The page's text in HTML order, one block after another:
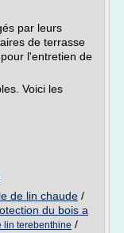
par leurs
de terrasse
l'entretien de
Voici les
de lin chaude /
du bois a
lin terebenthine /